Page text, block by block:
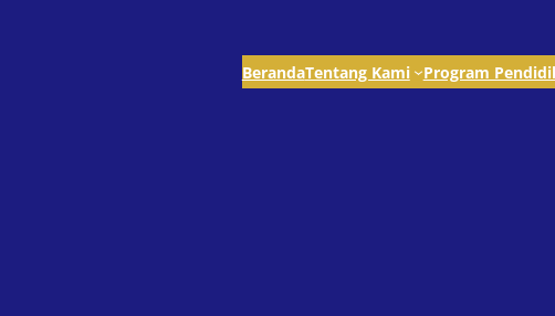
BerandaTentang Kami Program